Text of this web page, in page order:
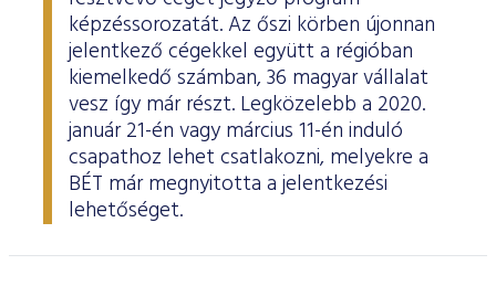
képzéssorozatát. Az őszi körben újonnan
jelentkező cégekkel együtt a régióban
kiemelkedő számban, 36 magyar vállalat
vesz így már részt. Legközelebb a 2020.
január 21-én vagy március 11-én induló
csapathoz lehet csatlakozni, melyekre a
BÉT már megnyitotta a jelentkezési
lehetőséget.